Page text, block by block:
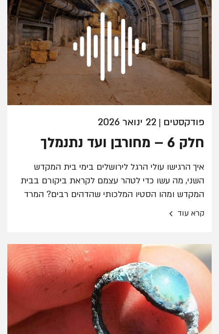
פודקסטים | 22 ינואר 2026
חלק 6 – מחורבן ועד נתנמלך
איך הרגישו עולי הרגל לירושלים בימי בית המקדש
השני, מה עשו כדי לטהר עצמם לקראת ביקורם בבית
המקדש ומהו הסטיו המלכותי שהדהים רבים? המרד
סולימאן המפואר, החפירות בחניון גבעתי, הממצאים
האחרונים מעיר דוד ומי היה נתנמלך. האזנה נעימה!
קרא עוד ›